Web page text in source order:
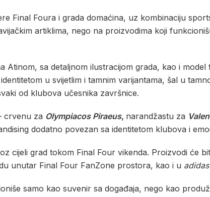
Final Foura i grada domaćina, uz kombinaciju
artiklima, nego na proizvodima koji
Atinom, sa detaljnom ilustracijom grada, kao i
u svijetlim i tamnim varijantama, šal u
od klubova učesnika završnice.
crvenu za Olympiacos Piraeus, narandžastu za
dodatno povezan sa identitetom klubova i
cijeli grad tokom Final Four vikenda. Proizvodi će
unutar Final Four FanZone prostora, kao i u adidas
samo kao suvenir sa događaja, nego kao